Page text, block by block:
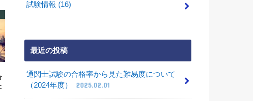
試験情報 (16)
最近の投稿
通関士試験の合格率から見た難易度について
（2024年度）
2025.02.01